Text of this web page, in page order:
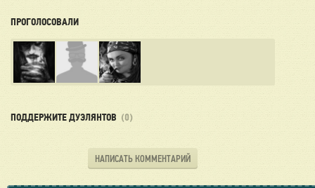
ПРОГОЛОСОВАЛИ
ПОДДЕРЖИТЕ ДУЭЛЯНТОВ (0)
НАПИСАТЬ КОММЕНТАРИЙ